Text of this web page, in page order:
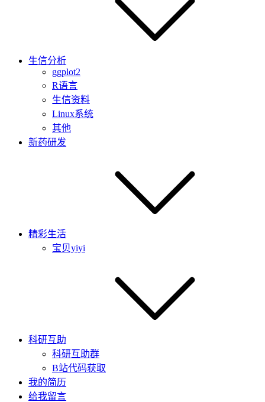
生信分析
ggplot2
R语言
生信资料
Linux系统
其他
新药研发
精彩生活
宝贝yiyi
科研互助
科研互助群
B站代码获取
我的简历
给我留言